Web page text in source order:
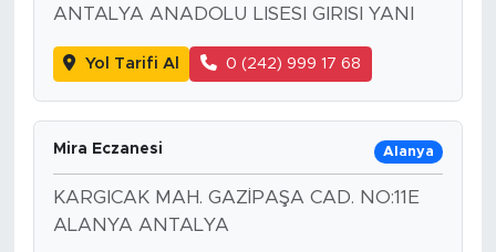
ANTALYA ANADOLU LISESI GIRISI YANI
Yol Tarifi Al 0 (242) 999 17 68
Mira Eczanesi Alanya
KARGICAK MAH. GAZİPAŞA CAD. NO:11E
ALANYA ANTALYA